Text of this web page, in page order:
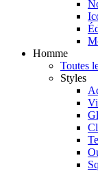
Homme
Toutes
Styles